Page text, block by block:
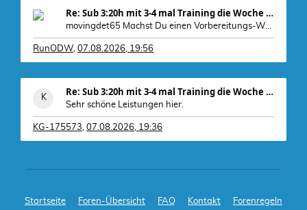
Re: Sub 3:20h mit 3-4 mal Training die Woche machb
movingdet65 Machst Du einen Vorbereitungs-WK 4 b
RunODW, 07.08.2026, 19:56
Re: Sub 3:20h mit 3-4 mal Training die Woche machb
Sehr schöne Leistungen hier.
Hier double
KG-175573, 07.08.2026, 19:36
Startseite Foren-Übersicht FAQ Kontakt Forenregeln